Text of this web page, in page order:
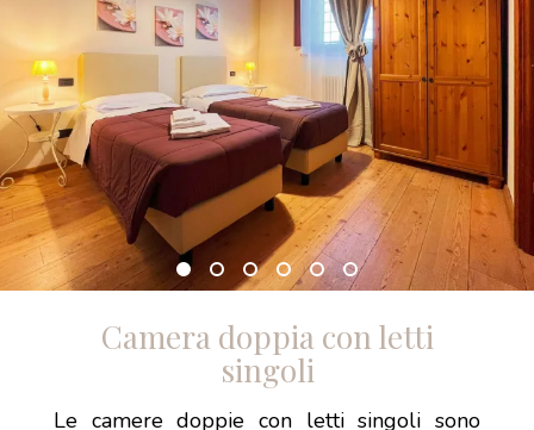
Camera doppia con letti
singoli
Le camere doppie con letti singoli sono